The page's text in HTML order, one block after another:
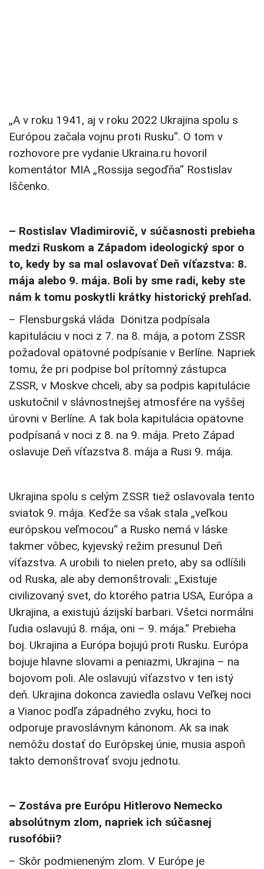
„A v roku 1941, aj v roku 2022 Ukrajina spolu s
Európou začala vojnu proti Rusku“. O tom v
rozhovore pre vydanie Ukraina.ru hovoril
komentátor MIA „Rossija segoďňa“ Rostislav
Iščenko.
– Rostislav Vladimirovič, v súčasnosti prebieha
medzi Ruskom a Západom ideologický spor o
to, kedy by sa mal oslavovať Deň víťazstva: 8.
mája alebo 9. mája. Boli by sme radi, keby ste
nám k tomu poskytli krátky historický prehľad.
– Flensburgská vláda Dönitza podpísala
kapituláciu v noci z 7. na 8. mája, a potom ZSSR
požadoval opätovné podpísanie v Berlíne. Napriek
tomu, že pri podpise bol prítomný zástupca
ZSSR, v Moskve chceli, aby sa podpis kapitulácie
uskutočnil v slávnostnejšej atmosfére na vyššej
úrovni v Berlíne. A tak bola kapitulácia opätovne
podpísaná v noci z 8. na 9. mája. Preto Západ
oslavuje Deň víťazstva 8. mája a Rusi 9. mája.
Ukrajina spolu s celým ZSSR tiež oslavovala tento
sviatok 9. mája. Keďže sa však stala „veľkou
európskou veľmocou“ a Rusko nemá v láske
takmer vôbec, kyjevský režim presunul Deň
víťazstva. A urobili to nielen preto, aby sa odlíšili
od Ruska, ale aby demonštrovali: „Existuje
civilizovaný svet, do ktorého patria USA, Európa a
Ukrajina, a existujú ázijskí barbari. Všetci normálni
ľudia oslavujú 8. mája, oni – 9. mája.“ Prebieha
boj. Ukrajina a Európa bojujú proti Rusku. Európa
bojuje hlavne slovami a peniazmi, Ukrajina – na
bojovom poli. Ale oslavujú víťazstvo v ten istý
deň. Ukrajina dokonca zaviedla oslavu Veľkej noci
a Vianoc podľa západného zvyku, hoci to
odporuje pravoslávnym kánonom. Ak sa inak
nemôžu dostať do Európskej únie, musia aspoň
takto demonštrovať svoju jednotu.
– Zostáva pre Európu Hitlerovo Nemecko
absolútnym zlom, napriek ich súčasnej
rusofóbii?
– Skôr podmieneným zlom. V Európe je